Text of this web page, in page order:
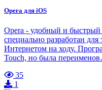
Opera для iOS
Opera - удобный и
специально разработан
Интернетом на ходу.
Touch, но была
35
1